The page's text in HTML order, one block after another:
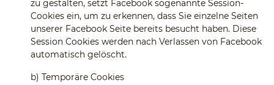
zu gestalten, setzt Facebook sogenannte Session-
Cookies ein, um zu erkennen, dass Sie einzelne Seiten
unserer Facebook Seite bereits besucht haben. Diese
Session Cookies werden nach Verlassen von Facebook
automatisch gelöscht.
b) Temporäre Cookies